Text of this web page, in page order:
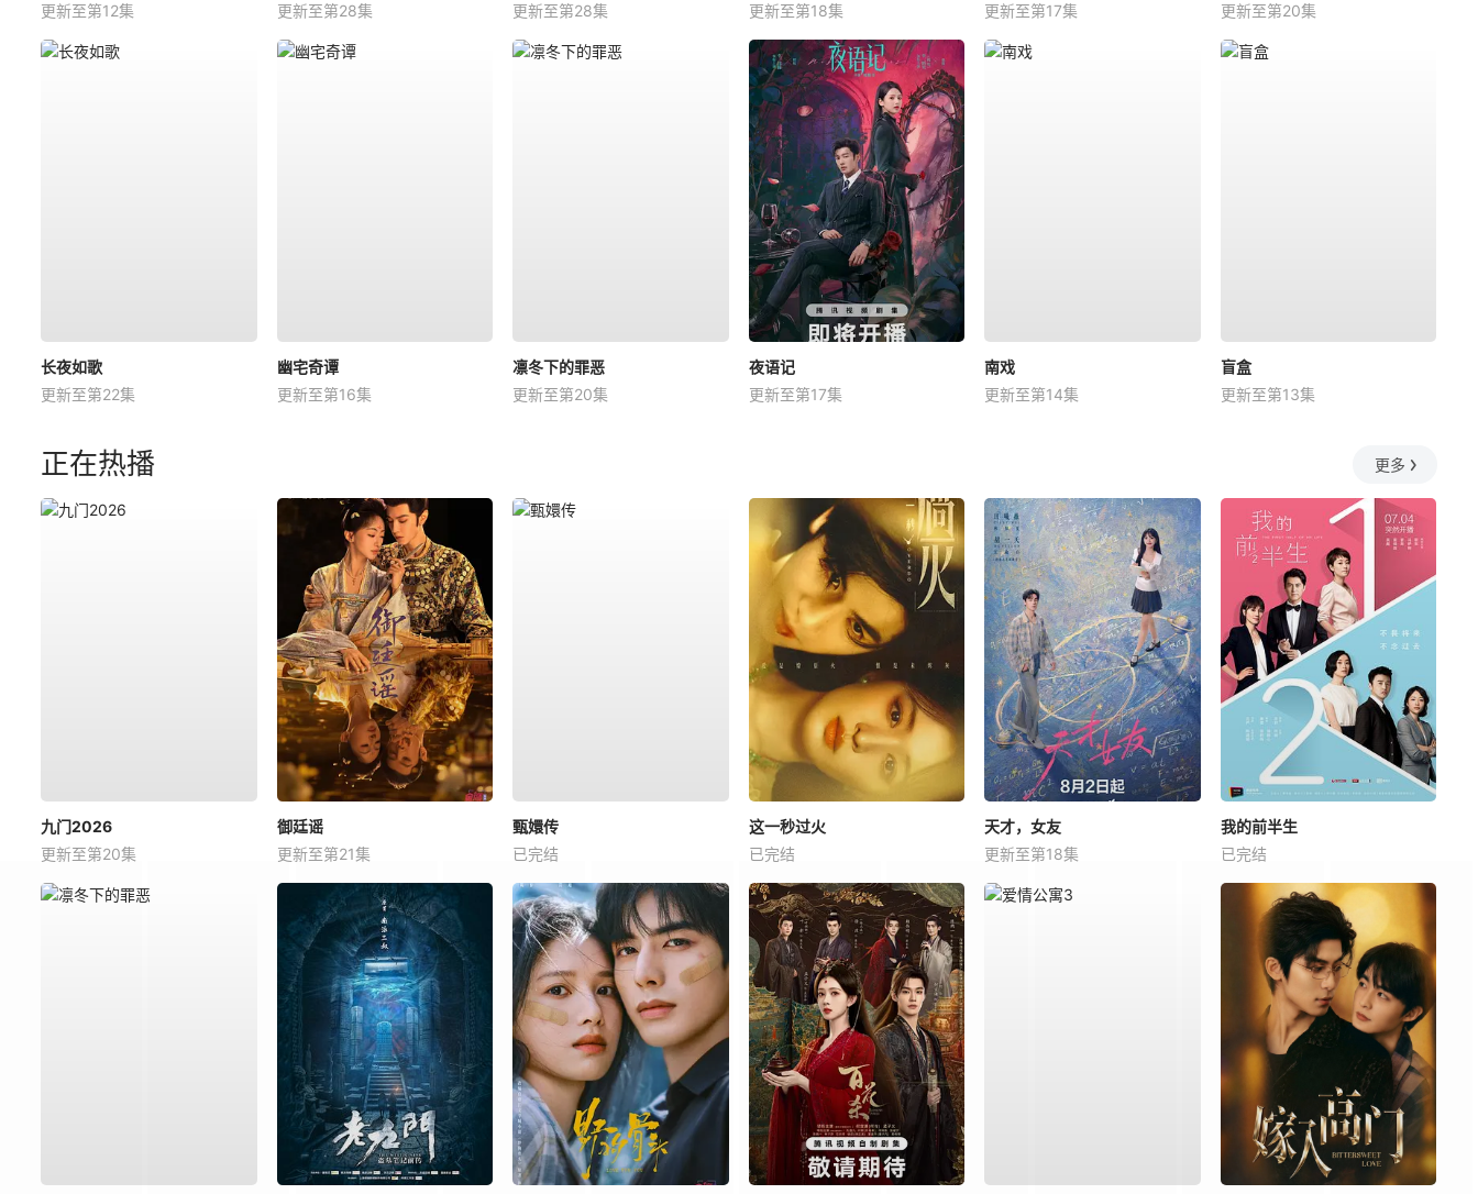
更新至第12集
更新至第28集
更新至第28集
更新至第18集
更新至第17集
更新至第20集
长夜如歌
更新至第22集
幽宅奇谭
更新至第16集
凛冬下的罪恶
更新至第20集
夜语记
更新至第17集
南戏
更新至第14集
盲盒
更新至第13集
正在热播 更多
九门2026
更新至第20集
御廷谣
更新至第21集
甄嬛传
已完结
这一秒过火
已完结
天才，女友
更新至第18集
我的前半生
已完结